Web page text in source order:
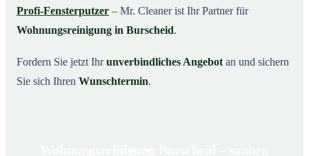
Profi-Fensterputzer – Mr. Cleaner ist Ihr Partner für
Wohnungsreinigung in Burscheid.
Fordern Sie jetzt Ihrunverbindliches Angebot an und sichern
Sie sich Ihren Wunschtermin.